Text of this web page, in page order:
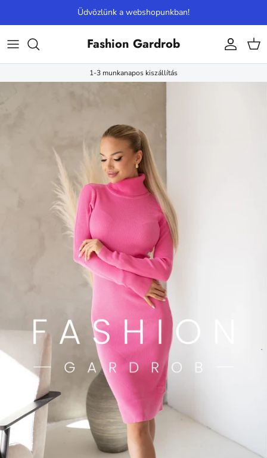
Ugrás a tartalomhozÜdvözlünk a webshopunkban!
Fashion Gardrob Fiók
1-3 munkanapos kiszállítás